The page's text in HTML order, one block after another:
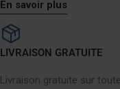
En savoir plus
LIVRAISON GRATUITE
Livraison gratuite sur